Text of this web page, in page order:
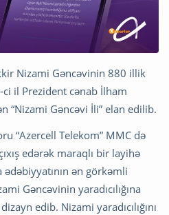
Nizami Gəncəvinin 880 illik
il Prezident cənab İlham
“Nizami Gəncəvi İli” elan edilib.
“Azercell Telekom” MMC də
edərək maraqlı bir layihə
ən görkəmli
Gəncəvinin yaradıcılığına
edib. Nizami yaradıcılığını